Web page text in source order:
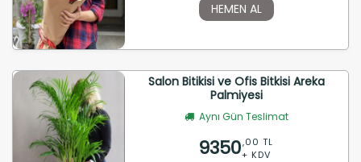
HEMEN AL
Salon Bitikisi ve Ofis Bitkisi Areka
Palmiyesi
Aynı Gün Teslimat
9350,00 TL
+ KDV